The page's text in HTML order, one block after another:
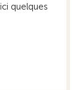
quelques